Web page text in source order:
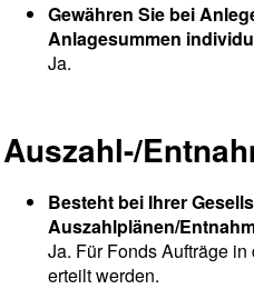
Gewähren Sie bei
Anlagesummen
Ja.
Auszahl-/
Besteht bei Ihrer
Auszahlplänen/
Ja. Für Fonds Aufträge
erteilt werden.